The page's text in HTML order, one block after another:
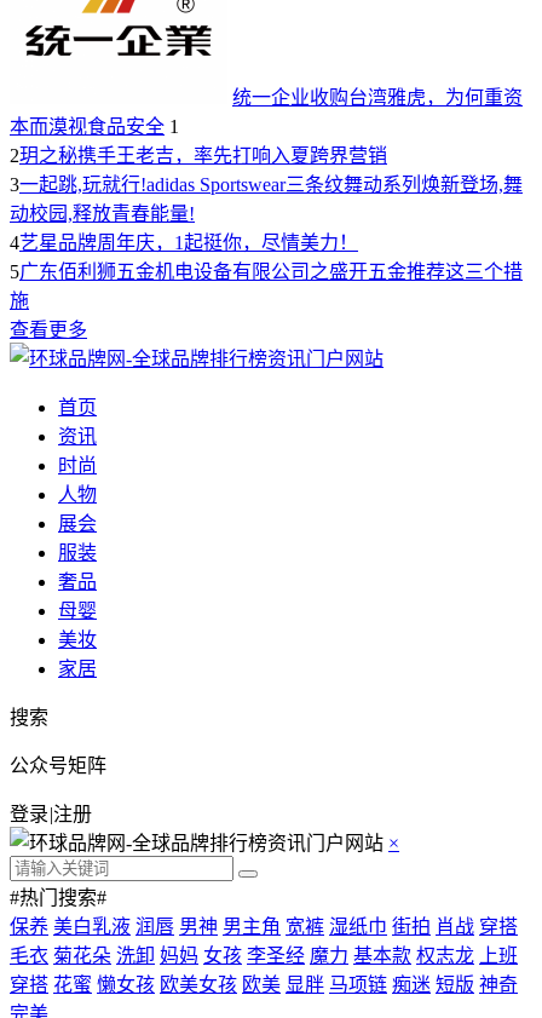
统一企业收购台湾雅虎，为何重资
本而漠视食品安全 1
2玥之秘携手王老吉，率先打响入夏跨界营销
3一起跳,玩就行!adidas Sportswear三条纹舞动系列焕新登场,舞
动校园,释放青春能量!
4艺星品牌周年庆，1起挺你，尽情美力！
5广东佰利狮五金机电设备有限公司之盛开五金推荐这三个措
施
查看更多
首页
资讯
时尚
人物
展会
服装
奢品
母婴
美妆
家居
搜索
公众号矩阵
登录|注册
×
#热门搜索#
保养 美白乳液 润唇 男神 男主角 宽裤 湿纸巾 街拍 肖战 穿搭
毛衣 菊花朵 洗卸 妈妈 女孩 李圣经 魔力 基本款 权志龙
上班
穿搭 花蜜 懒女孩 欧美女孩 欧美 显胖 马项链 痴迷 短版 神奇
完美